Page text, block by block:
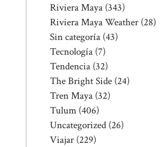
Riviera Maya (343)
Riviera Maya Weather (28)
Sin categoría (43)
Tecnología (7)
Tendencia (32)
The Bright Side (24)
Tren Maya (32)
Tulum (406)
Uncategorized (26)
Viajar (229)